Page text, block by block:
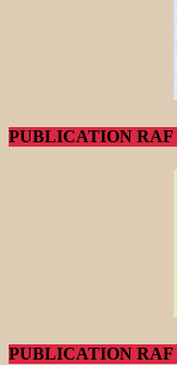
PUBLICATION RAF
PUBLICATION RAF